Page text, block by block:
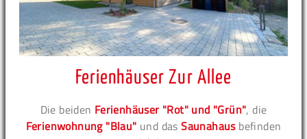
Ferienhäuser Zur Allee
Die beiden Ferienhäuser "Rot" und "Grün", die
Ferienwohnung "Blau" und dasSaunahausbefinden